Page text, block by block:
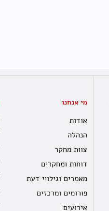
מי אנחנו
אודות
הנהלה
צוות מחקר
דוחות ומחקרים
מאמרים וגילויי דעת
פורומים ומרכזים
אירועים